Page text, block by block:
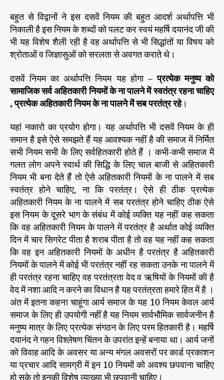
बहुत से विद्वानों ने इस दसवें नियम की बहुत आदर्श अर्थापत्ति भी
निकाली है इस नियम के शब्दों को पलट कर स्वयं महर्षि दयानंद जी की
भी यह विशेष शैली रही है वह अर्थापत्ति से भी सिद्धांतों या विषय को
श्रोताओं व जिज्ञासुओं को सरलता से अवगत कराते थे।
दसवें नियम का अर्थापत्ति नियम यह होगा –प्रत्येक मनुष्य को
सामाजिक सर्व अहितकारी नियमों के ना पालने में स्वतंत्र रहना चाहिए
, प्रत्येक अहितकारी नियम के ना पालने में सब परतंत्र रहे।
यहां नकारो का प्रयोग होगा। यह अर्थापत्ति भी दसवें नियम के ही
समान है इसे ऐसे समझते हैं यह आवश्यक नहीं है की समाज में निर्मित
सभी नियम सभी के लिए सर्वहितकारी होते हैं । कभी-कभी समाज में
गलत लोग अपने स्वार्थ की सिद्धि के लिए चाल बाजी से अहितकारी
नियम भी बना देते हैं तो ऐसे अहितकारी नियमों के ना पालने में सब
स्वतंत्र होने चाहिए, ना कि परतंत्र। ऐसे ही ठीक प्रत्येक
अहितकारी नियम के ना पालने में सब परतंत्र होने चाहिए ठीक ऐसे
इस नियम के दूसरे भाग के संबंध में कोई व्यक्ति यह नहीं कह सकता
कि वह अहितकारी नियम के पालने में परतंत्र है अर्थात कोई व्यक्ति
दिन में चार सिगरेट पीता है शराब पीता है तो वह यह नहीं कह सकता
कि वह इन अहितकारी नियमों के अधीन है परतंत्र है अहितकारी
नियमों के पालने में कोई भी परतंत्र नहीं रह सकता उनके ना पालने में
ही परतंत्र रहना चाहिए वह परतंत्रता वेद व ऋषियों के नियमों की है
वेद में नशा आदि न करने का विधान है यह परतंत्रता हमारे हित में है ।
अंत में इतना कहना चाहूंगा आर्य समाज के यह 10 नियम केवल आर्य
समाज के लिए ही उपयोगी नहीं है यह नियम सार्वभौमिक सार्वजनीन है
मनुष्य मात्र के लिए प्रत्येक संगठन के लिए परम हितकारी है। महर्षि
दयानंद ने गहन विश्लेषण चिंतन के उपरांत इन्हें बनाया था। आर्य जनों
को विवाह आदि के अवसर या अन्य मंगल अवसरों पर कार्ड प्रकाशन
या प्रचार आदि सामग्री में इन 10 नियमों को अवश्य छपवाना चाहिए